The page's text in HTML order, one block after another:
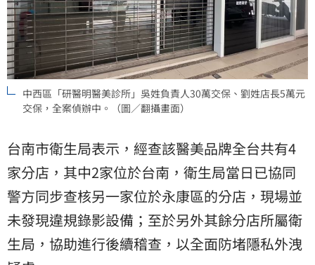
中西區「研醫明醫美診所」吳姓負責人30萬交保、劉姓店長5萬元
交保，全案偵辦中。（圖／翻攝畫面）
台南市衛生局表示，經查該醫美品牌全台共有4
家分店，其中2家位於台南，衛生局當日已協同
警方同步查核另一家位於永康區的分店，現場並
未發現違規錄影設備；至於另外其餘分店所屬衛
生局，協助進行後續稽查，以全面防堵隱私外洩